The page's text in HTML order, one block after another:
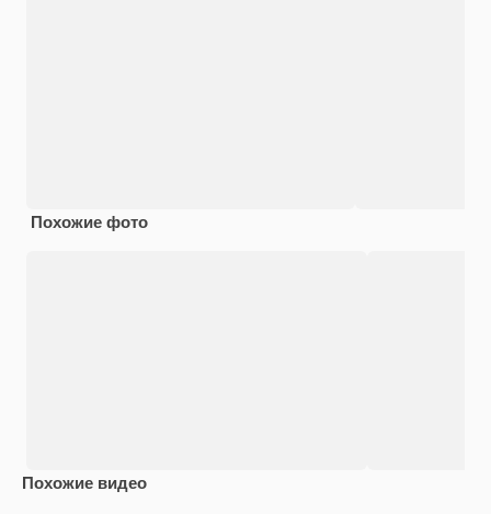
Похожие фото
Похожие видео